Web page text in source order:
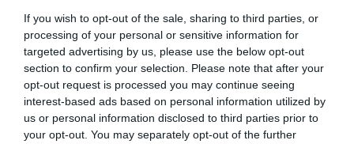
If you wish to opt-out of the sale, sharing to third parties, or
processing of your personal or sensitive information for
targeted advertising by us, please use the below opt-out
section to confirm your selection. Please note that after your
opt-out request is processed you may continue seeing
interest-based ads based on personal information utilized by
us or personal information disclosed to third parties prior to
your opt-out. You may separately opt-out of the further
incorrectamente en las ratas con deterioro cognitivo, pero
mantuvieron su forma en las ratas cognitivamente sanas.
Los hallazgos sugieren que algunas de estas proteínas
contribuyen al deterioro cognitivo, según los
investigadores.
Las proteínas mal plegadas no pueden realizar las tareas